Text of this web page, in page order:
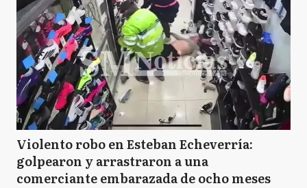
Violento robo en Esteban Echeverría:
golpearon y arrastraron a una
comerciante embarazada de ocho meses